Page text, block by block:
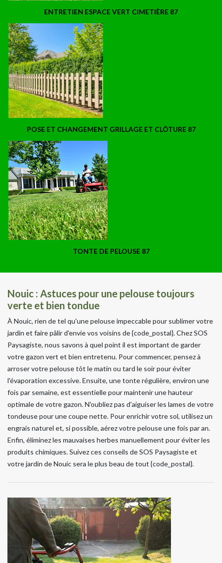
ENTRETIEN ESPACE VERT CIMETIÈRE 87
POSE ET CHANGEMENT GRILLAGE ET CLÔTURE 87
TONTE DE PELOUSE 87
Nouic : Astuces pour une pelouse toujours
verte et bien tondue
À Nouic, rien de tel qu'une pelouse impeccable pour sublimer votre
jardin et faire pâlir d'envie vos voisins de {code_postal}. Chez SOS
Paysagiste, nous savons à quel point il est important de garder
votre gazon vert et bien entretenu. Pour commencer, pensez à
arroser votre pelouse tôt le matin ou tard le soir pour éviter
l'évaporation excessive. Ensuite, une tonte régulière, environ une
fois par semaine, est essentielle pour maintenir une hauteur
optimale de votre gazon. N'oubliez pas d'aiguiser les lames de votre
tondeuse pour une coupe nette. Pour enrichir votre sol, utilisez un
engrais naturel et, si possible, aérez votre pelouse une fois par an.
Enfin, éliminez les mauvaises herbes manuellement pour éviter les
produits chimiques. Suivez ces conseils de SOS Paysagiste et
votre jardin de Nouic sera le plus beau de tout {code_postal}.